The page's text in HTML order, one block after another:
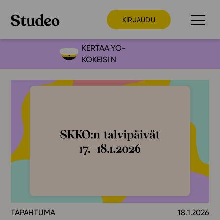
KIRJAUDU
Preppaaja
Opettaja
Opiskelija
Huoltaja
Kokeilutarjous
Ainstain
Lukio
KERTAA YO-
KOKEISIIN
TAPAHTUMA 18.1.2026